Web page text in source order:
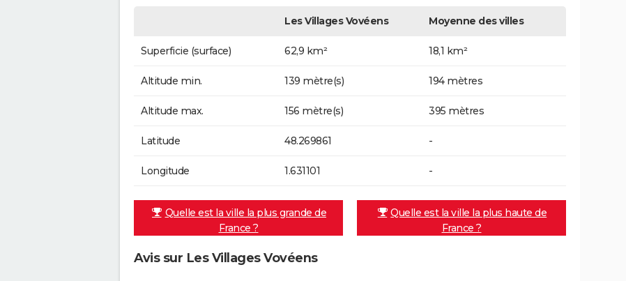
Les Villages Vovéens Moyenne des villes
Superficie (surface) 62,9 km² 18,1 km²
Altitude min. 139 mètre(s) 194 mètres
Altitude max. 156 mètre(s) 395 mètres
Latitude 48.269861 -
Longitude 1.631101 -
Quelle est la ville la plus grande de
France ?
Quelle est la ville la plus haute de
France ?
Avis sur Les Villages Vovéens